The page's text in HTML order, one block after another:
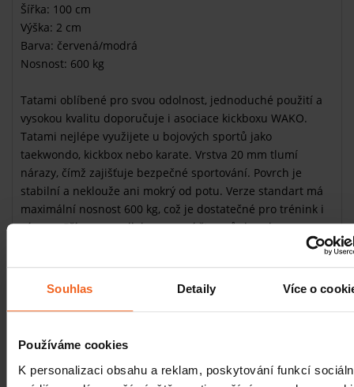
Souhlas Detaily Více o
Používáme cookies
K personalizaci obsahu a reklam, poskytování funkcí
Šířka: 100 cm
Výška: 2 cm
Barva: červená/modrá
Nosnost: 600 kg
Tatami oblíbené pro svou odolnost, jednoduché použití a
vysokou kvalitu doporučuje i asociace kickboxu WAKO.
Tatami nejlépe využijete u bojových sportů jako
taekwondo, kickbox nebo karate. Vrstva 20 mm tlumí
nárazy, čímž zajišťuje bezpečné sportování. Povrch je
stabilní a neklouže ani mokrý od potu. Verze standart má
maximální nosnost 600 kg, což je dostatečné pro trénink i
zápasy. Příprava podlahy pomocí čtverců do sebe
zapadajících je jednoduché a rychlé. Tatami udržujte čisté
vlažnou vodou popřípadě dezinfekcí.
Červeno-modré provedení je nejen praktické ale i estetické
Související články